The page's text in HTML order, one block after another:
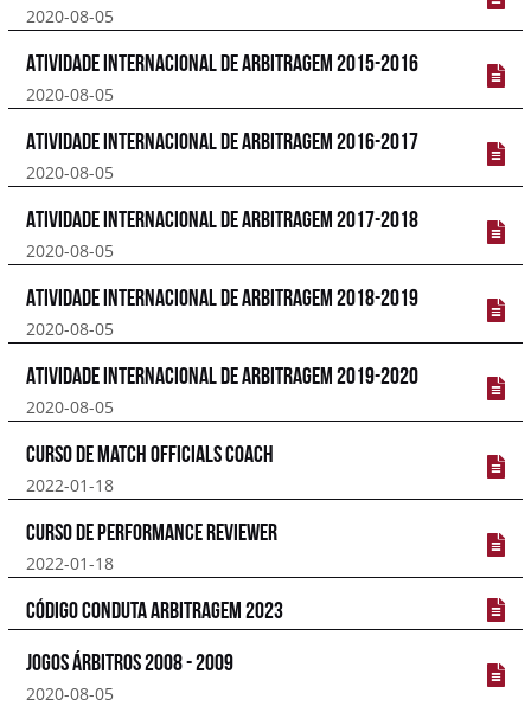
2020-08-05
Atividade Internacional de Arbitragem 2015-2016
2020-08-05
Atividade Internacional de Arbitragem 2016-2017
2020-08-05
Atividade Internacional de Arbitragem 2017-2018
2020-08-05
Atividade Internacional de Arbitragem 2018-2019
2020-08-05
Atividade Internacional de Arbitragem 2019-2020
2020-08-05
Curso de Match Officials Coach
2022-01-18
Curso de Performance Reviewer
2022-01-18
Código Conduta Arbitragem 2023
Jogos árbitros 2008 - 2009
2020-08-05